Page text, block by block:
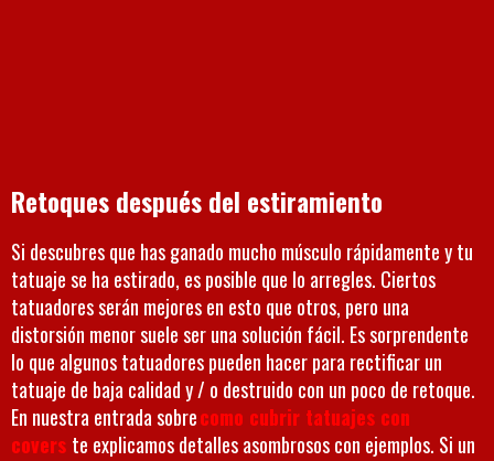
Retoques después del estiramiento
Si descubres que has ganado mucho músculo rápidamente y tu
tatuaje se ha estirado, es posible que lo arregles. Ciertos
tatuadores serán mejores en esto que otros, pero una
distorsión menor suele ser una solución fácil. Es sorprendente
lo que algunos tatuadores pueden hacer para rectificar un
tatuaje de baja calidad y / o destruido con un poco de retoque.
En nuestra entrada sobrecomo cubrir tatuajes con
covers te explicamos detalles asombrosos con ejemplos. Si un